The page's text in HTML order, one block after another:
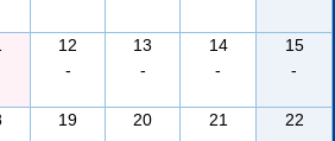
12
-
13
-
14
-
15
-
19
20
21
22